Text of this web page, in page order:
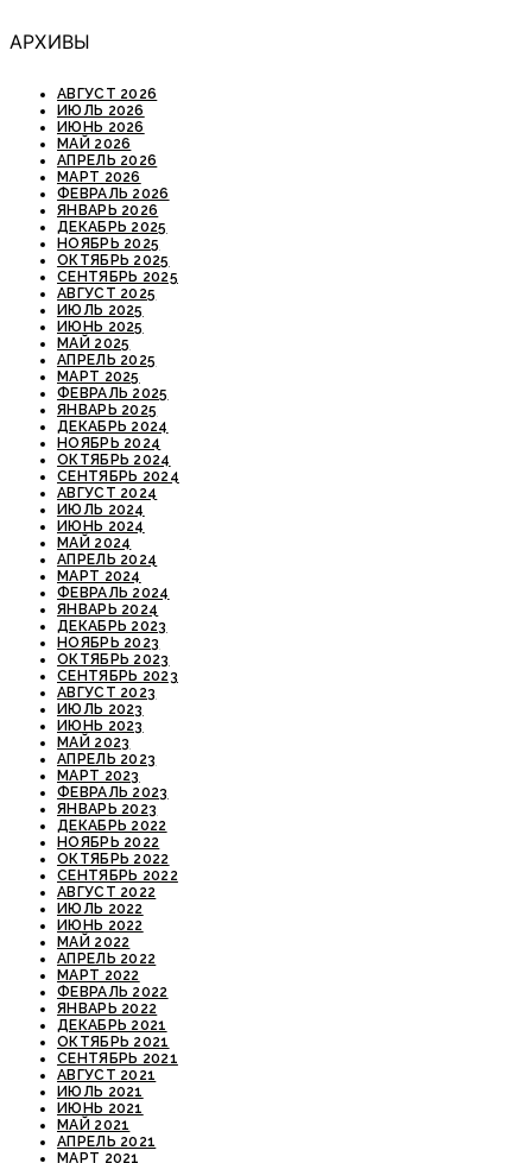
АРХИВЫ
АВГУСТ 2026
ИЮЛЬ 2026
ИЮНЬ 2026
МАЙ 2026
АПРЕЛЬ 2026
МАРТ 2026
ФЕВРАЛЬ 2026
ЯНВАРЬ 2026
ДЕКАБРЬ 2025
НОЯБРЬ 2025
ОКТЯБРЬ 2025
СЕНТЯБРЬ 2025
АВГУСТ 2025
ИЮЛЬ 2025
ИЮНЬ 2025
МАЙ 2025
АПРЕЛЬ 2025
МАРТ 2025
ФЕВРАЛЬ 2025
ЯНВАРЬ 2025
ДЕКАБРЬ 2024
НОЯБРЬ 2024
ОКТЯБРЬ 2024
СЕНТЯБРЬ 2024
АВГУСТ 2024
ИЮЛЬ 2024
ИЮНЬ 2024
МАЙ 2024
АПРЕЛЬ 2024
МАРТ 2024
ФЕВРАЛЬ 2024
ЯНВАРЬ 2024
ДЕКАБРЬ 2023
НОЯБРЬ 2023
ОКТЯБРЬ 2023
СЕНТЯБРЬ 2023
АВГУСТ 2023
ИЮЛЬ 2023
ИЮНЬ 2023
МАЙ 2023
АПРЕЛЬ 2023
МАРТ 2023
ФЕВРАЛЬ 2023
ЯНВАРЬ 2023
ДЕКАБРЬ 2022
НОЯБРЬ 2022
ОКТЯБРЬ 2022
СЕНТЯБРЬ 2022
АВГУСТ 2022
ИЮЛЬ 2022
ИЮНЬ 2022
МАЙ 2022
АПРЕЛЬ 2022
МАРТ 2022
ФЕВРАЛЬ 2022
ЯНВАРЬ 2022
ДЕКАБРЬ 2021
ОКТЯБРЬ 2021
СЕНТЯБРЬ 2021
АВГУСТ 2021
ИЮЛЬ 2021
ИЮНЬ 2021
МАЙ 2021
АПРЕЛЬ 2021
МАРТ 2021